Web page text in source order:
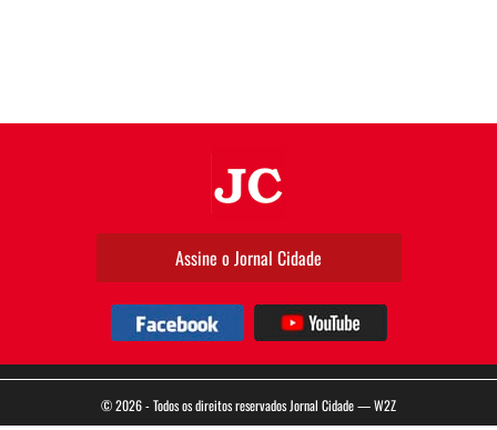
Assine o Jornal Cidade
Facebook
© 2026 - Todos os direitos reservados Jornal Cidade —W2Z